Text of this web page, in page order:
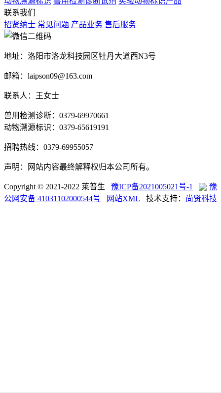
联系我们
招贤纳士 常见问题 产品业务 售后服务
地址：洛阳市洛龙科技园区牡丹大道西N3号
邮箱：laipson09@163.com
联系人：王女士
兽用检测诊断：0379-69970661
动物溯源标识：0379-65619191
招聘热线：0379-69955057
声明：网站内容最终解释权归本公司所有。
Copyright © 2021-2022 莱普生 豫ICP备2021005021号-1
豫
公网安备 41031102000544号
网站XML 技术支持： 尚贤科技